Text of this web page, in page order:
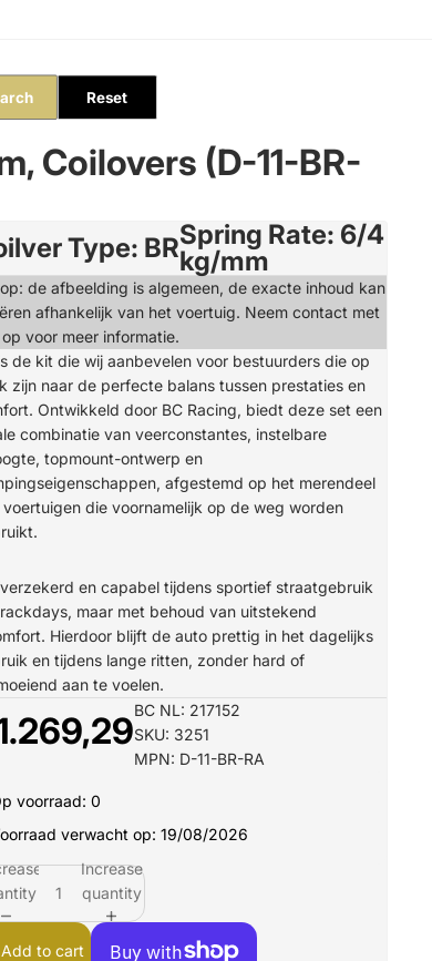
Reset
Coilovers (D-11-BR-
Type: BRSpring Rate: 6/4
kg/mm
de afbeelding is algemeen, de exacte inhoud kan
afhankelijk van het voertuig. Neem contact met
voor meer informatie.
de kit die wij aanbevelen voor bestuurders die op
zijn naar de perfecte balans tussen prestaties en
Ontwikkeld door BC Racing, biedt deze set een
combinatie van veerconstantes, instelbare
topmount-ontwerp en
afgestemd op het merendeel
voertuigen die voornamelijk op de weg worden
en capabel tijdens sportief straatgebruik
maar met behoud van uitstekend
Hierdoor blijft de auto prettig in het dagelijks
en tijdens lange ritten, zonder hard of
aan te voelen.
BC NL: 217152
SKU: 3251
MPN: D-11-BR-RA
voorraad: 0
verwacht op: 19/08/2026
Increase
quantity
Add to cart